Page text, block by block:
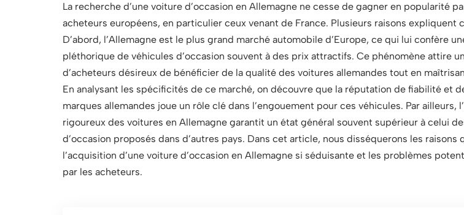
La recherche d’une voiture d’occasion en Allemagne ne cesse de gagner en popularité
acheteurs européens, en particulier ceux venant de France. Plusieurs raisons expliquent
D’abord, l’Allemagne est le plus grand marché automobile d’Europe, ce qui lui confère
pléthorique de véhicules d’occasion souvent à des prix attractifs. Ce phénomène attire
d’acheteurs désireux de bénéficier de la qualité des voitures allemandes tout en
En analysant les spécificités de ce marché, on découvre que la réputation de fiabilité et
marques allemandes joue un rôle clé dans l’engouement pour ces véhicules. Par ailleurs,
rigoureux des voitures en Allemagne garantit un état général souvent supérieur à celui
d’occasion proposés dans d’autres pays. Dans cet article, nous disséquerons les raisons
l’acquisition d’une voiture d’occasion en Allemagne si séduisante et les problèmes
par les acheteurs.